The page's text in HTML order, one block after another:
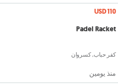
USD 110
Padel Racket
كفر حباب, كسروان
منذ يومين